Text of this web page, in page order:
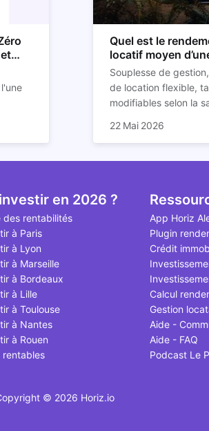
Il
Voici
Quel est le
locatif moyen
location Airbnb ?
Souplesse de
de location flexible,
modifiables selon la
de loyers… la location
avantages. Elle offre
attractif, surtout si
votre bien via Airbnb.
appartement sera
rendement locatif sur
fonction de plusieurs
emplacement du
d’occupation, frais
et qualité de
dans cet article.
22 Mai 2026
en 2026 ?
des rentabilités
à Paris
à Lyon
à Marseille
à Bordeaux
à Lille
à Toulouse
à Nantes
à Rouen
rentables
App Horiz
Plugin
Crédit
Calcul
Gestion
Aide -
Aide - FAQ
Podcast Le
© 2026 Horiz.io